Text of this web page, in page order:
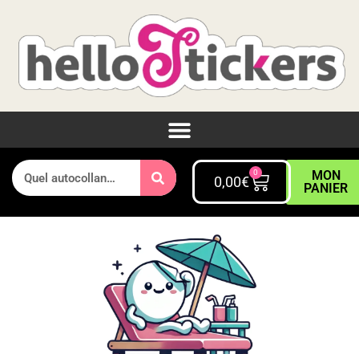
0,00€
0
MON
PANIER